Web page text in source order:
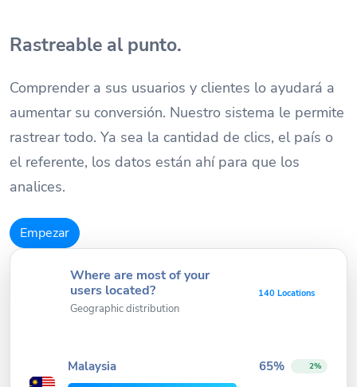
Rastreable al punto.
Comprender a sus usuarios y clientes lo ayudará a
aumentar su conversión. Nuestro sistema le permite
rastrear todo. Ya sea la cantidad de clics, el país o
el referente, los datos están ahí para que los
analices.
Empezar
Where are most of your
users located?
Geographic distribution
140 Locations
Malaysia 65% 2%